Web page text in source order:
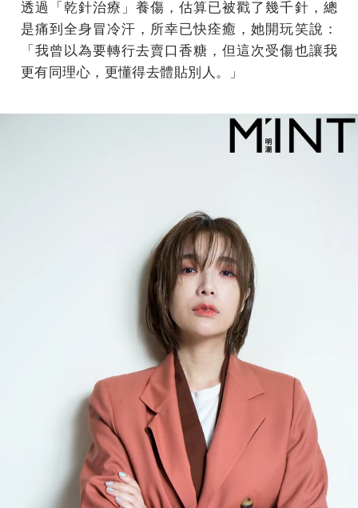
透過「乾針治療」養傷，估算已被戳了幾千針，總
是痛到全身冒冷汗，所幸已快痊癒，她開玩笑說：
「我曾以為要轉行去賣口香糖，但這次受傷也讓我
更有同理心，更懂得去體貼別人。」